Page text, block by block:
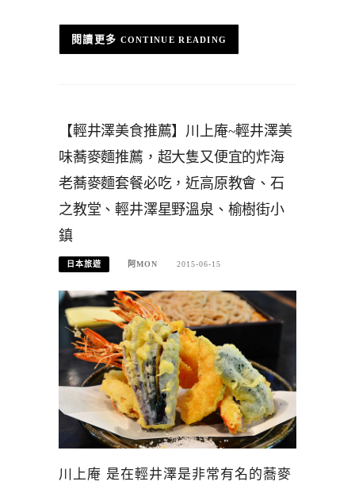
CONTINUE READING
【輕井澤美食推薦】川上庵~輕井澤美
味蕎麥麵推薦，超大隻又便宜的炸海
老蕎麥麵套餐必吃，近高原教會、石
之教堂、輕井澤星野溫泉、榆樹街小
鎮
日本旅遊 阿MON 2015-06-15
川上庵 是在輕井澤是非常有名的蕎麥